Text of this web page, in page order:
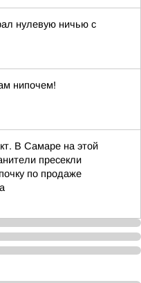
нулевую ничью с
нипочем!
В Самаре на этой
пресекли
по продаже